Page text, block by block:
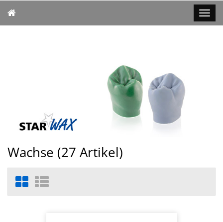
Wachse (27 Artikel)